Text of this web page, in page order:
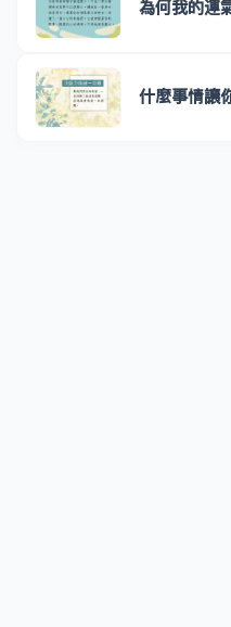
為何我的運
什麼事情讓